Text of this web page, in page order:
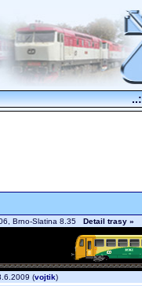
Brno-Slatina 8.35 Detail trasy »
(vojtik)